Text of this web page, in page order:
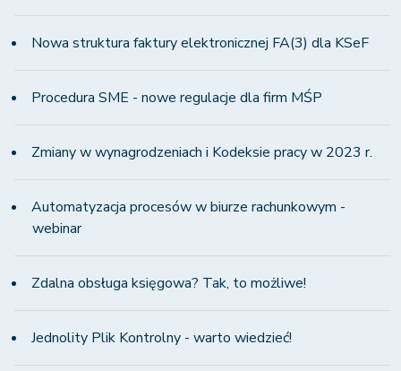
Nowa struktura faktury elektronicznej FA(3) dla KSeF
Procedura SME - nowe regulacje dla firm MŚP
Zmiany w wynagrodzeniach i Kodeksie pracy w 2023 r.
Automatyzacja procesów w biurze rachunkowym -
webinar
Zdalna obsługa księgowa? Tak, to możliwe!
Jednolity Plik Kontrolny - warto wiedzieć!